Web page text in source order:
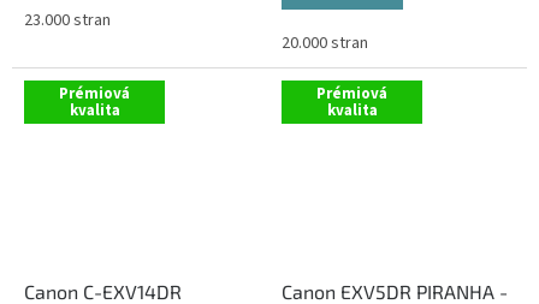
23.000 stran
20.000 stran
Prémiová
kvalita
Canon C-EXV14DR
Prémiová
kvalita
Canon EXV5DR PIRANHA -